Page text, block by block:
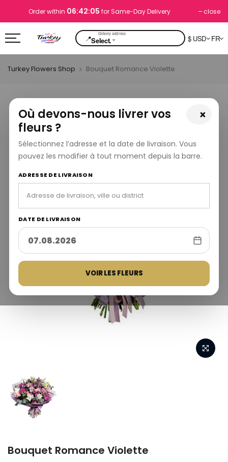
Order within 06:42:04 for Same-Day Delivery close
📍Select.⌄ $ USD FR
×
Où devons-nous livrer vos
fleurs ?
Sélectionnez l’adresse et la date de livraison. Vous
pouvez les modifier à tout moment depuis la barre.
ADRESSE DE LIVRAISON
DATE DE LIVRAISON
VOIR LES FLEURS
Turkey Flowers Shop Bouquet Romance Violette
Bouquet Romance Violette